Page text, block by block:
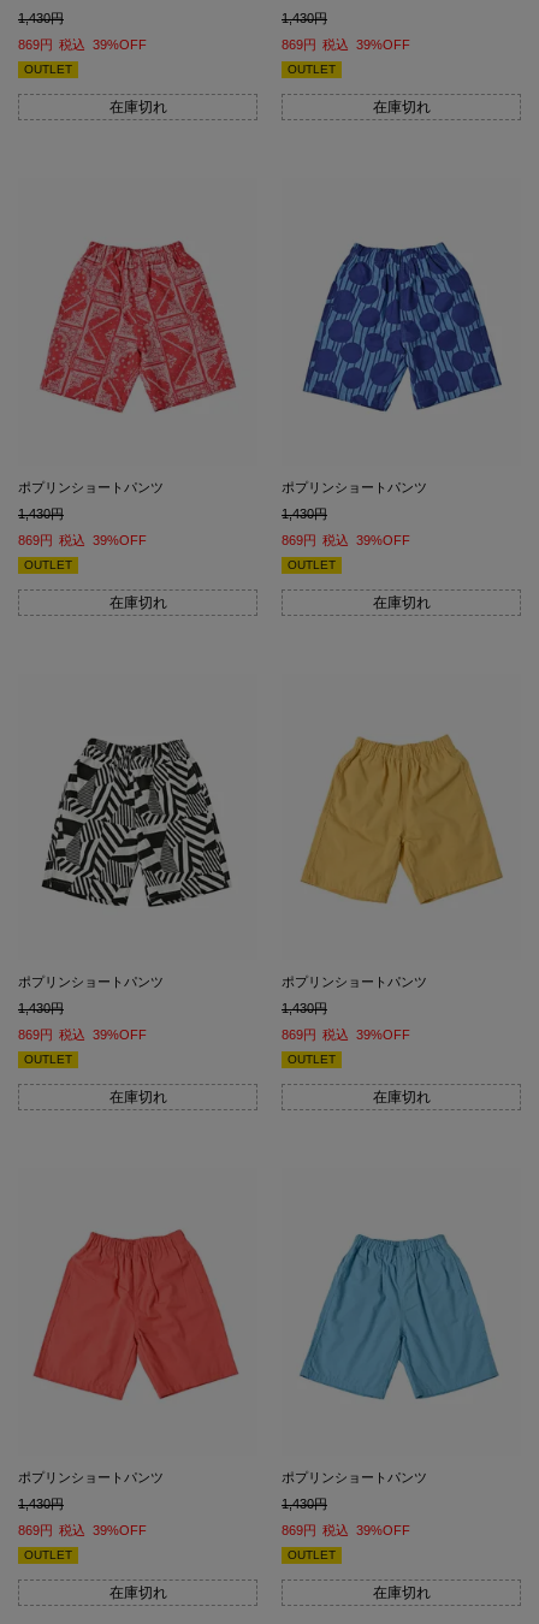
1,430
869
税込 39%OFF
OUTLET
在庫切れ
1,430
869
税込 39%OFF
OUTLET
在庫切れ
ポプリンショートパンツ
1,430
869
税込 39%OFF
OUTLET
在庫切れ
ポプリンショートパンツ
1,430
869
税込 39%OFF
OUTLET
在庫切れ
ポプリンショートパンツ
1,430
869
税込 39%OFF
OUTLET
在庫切れ
ポプリンショートパンツ
1,430
869
税込 39%OFF
OUTLET
在庫切れ
ポプリンショートパンツ
1,430
869
税込 39%OFF
OUTLET
在庫切れ
ポプリンショートパンツ
1,430
869
税込 39%OFF
OUTLET
在庫切れ